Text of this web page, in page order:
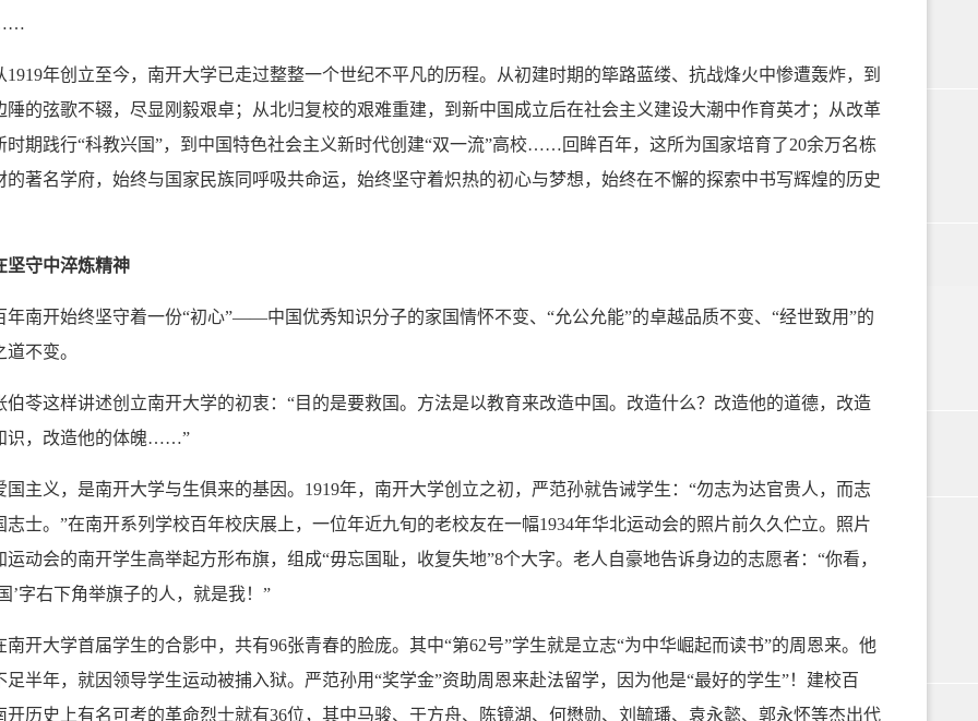
年创立至今，南开大学已走过整整一个世纪不平凡的历程。从初建时期的筚路蓝缕、抗战烽火中惨遭轰炸，到
陲的弦歌不辍，尽显刚毅艰卓；从北归复校的艰难重建，到新中国成立后在社会主义建设大潮中作育英才；从改革
时期践行“科教兴国”，到中国特色社会主义新时代创建“双一流”高校……回眸百年，这所为国家培育了20余万名栋
的著名学府，始终与国家民族同呼吸共命运，始终坚守着炽热的初心与梦想，始终在不懈的探索中书写辉煌的历史
坚守中淬炼精神
开始终坚守着一份“初心”——中国优秀知识分子的家国情怀不变、“允公允能”的卓越品质不变、“经世致用”的
道不变。
这样讲述创立南开大学的初衷：“目的是要救国。方法是以教育来改造中国。改造什么？改造他的道德，改造
识，改造他的体魄……”
义，是南开大学与生俱来的基因。1919年，南开大学创立之初，严范孙就告诫学生：“勿志为达官贵人，而志
志士。”在南开系列学校百年校庆展上，一位年近九旬的老校友在一幅1934年华北运动会的照片前久久伫立。照片
运动会的南开学生高举起方形布旗，组成“毋忘国耻，收复失地”8个大字。老人自豪地告诉身边的志愿者：“你看，
’字右下角举旗子的人，就是我！”
大学首届学生的合影中，共有96张青春的脸庞。其中“第62号”学生就是立志“为中华崛起而读书”的周恩来。他
足半年，就因领导学生运动被捕入狱。严范孙用“奖学金”资助周恩来赴法留学，因为他是“最好的学生”！建校百
开历史上有名可考的革命烈士就有36位，其中马骏、于方舟、陈镜湖、何懋勋、刘毓璠、袁永懿、郭永怀等杰出代